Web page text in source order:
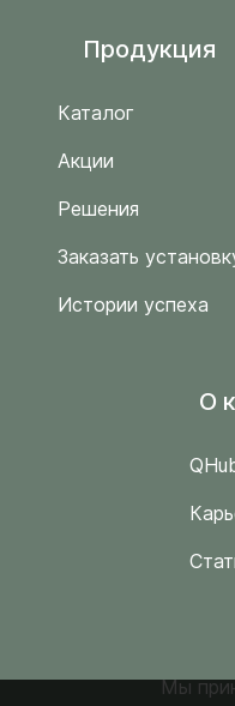
Продукция
Каталог
Акции
Решения
Заказать
Истории успеха
O
Мы